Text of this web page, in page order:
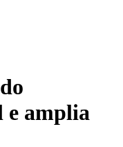
e amplia